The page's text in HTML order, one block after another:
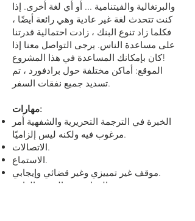
والبرتغالية والفيتنامية ... أو أي لغة أخرى. إذا
كنت تتحدث لغة غير عادية وهي رائعة أيضًا ،
فكلما زاد تنوع البنك ، زادت احتمالية قدرتنا
على مساعدة الناس. يرجى التواصل معنا إذا
كان بإمكانك المساعدة في هذا المشروع!
الموقع: أماكن مختلفة حول برادفورد ، تم
تسديد جميع نفقات السفر.
مهارات:
الخبرة في الترجمة التحريرية والشفهية أمر
مرغوب فيه ولكنه ليس إلزاميًا.
الاتصالات.
الاستماع.
موقف غير تمييزي وغير قضائي وإيجابي.